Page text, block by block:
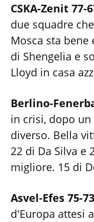
CSKA-Zenit 77-
due squadre
Mosca sta
di Shengelia e
Lloyd in casa
Berlino-
in crisi, dopo
diverso. Bella
22 di Da Silva e
migliore. 15 di
Asvel-Efes 75-73
d'Europa attesi